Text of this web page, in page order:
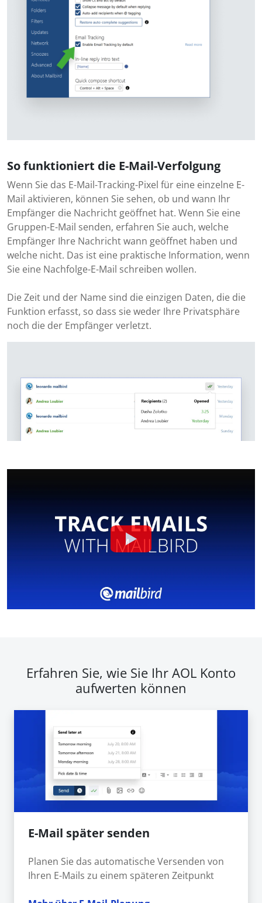
So funktioniert die E-Mail-Verfolgung
Wenn Sie das E-Mail-Tracking-Pixel für eine einzelne E-
Mail aktivieren, können Sie sehen, ob und wann Ihr
Empfänger die Nachricht geöffnet hat. Wenn Sie eine
Gruppen-E-Mail senden, erfahren Sie auch, welche
Empfänger Ihre Nachricht wann geöffnet haben und
welche nicht. Das ist eine praktische Information, wenn
Sie eine Nachfolge-E-Mail schreiben wollen.
Die Zeit und der Name sind die einzigen Daten, die die
Funktion erfasst, so dass sie weder Ihre Privatsphäre
noch die der Empfänger verletzt.
Erfahren Sie, wie Sie Ihr AOL Konto
aufwerten können
E-Mail später senden
Planen Sie das automatische Versenden von
Ihren E-Mails zu einem späteren Zeitpunkt